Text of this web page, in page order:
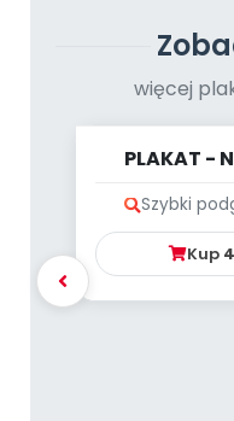
więcej
PLAKAT -
Szybki
Kup